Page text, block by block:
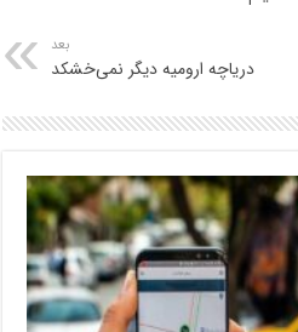
بعد
دریاچه ارومیه دیگر نمی‌خشکد